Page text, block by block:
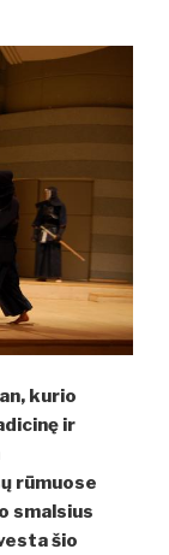
kurio
ir
rūmuose
smalsius
šio